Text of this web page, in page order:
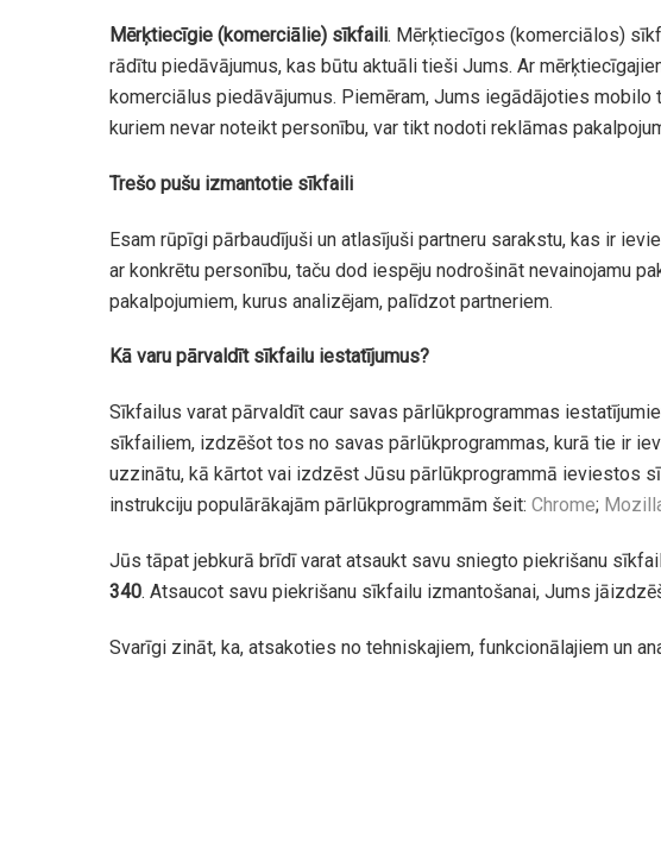
Mērķtiecīgie (komerciālie) sīkfaili. Mērķtiecīgos (komerciālos)
rādītu piedāvājumus, kas būtu aktuāli tieši Jums. Ar
komerciālus piedāvājumus. Piemēram, Jums iegādājoties
kuriem nevar noteikt personību, var tikt nodoti reklāmas
Trešo pušu izmantotie sīkfaili
Esam rūpīgi pārbaudījuši un atlasījuši partneru sarakstu, kas ir
ar konkrētu personību, taču dod iespēju nodrošināt nevainojamu
pakalpojumiem, kurus analizējam, palīdzot partneriem.
Kā varu pārvaldīt sīkfailu iestatījumus?
Sīkfailus varat pārvaldīt caur savas pārlūkprogrammas
sīkfailiem, izdzēšot tos no savas pārlūkprogrammas, kurā tie ir
uzzinātu, kā kārtot vai izdzēst Jūsu pārlūkprogrammā ieviestos
instrukciju populārākajām pārlūkprogrammām šeit: Chrome;
Jūs tāpat jebkurā brīdī varat atsaukt savu sniegto piekrišanu
340. Atsaucot savu piekrišanu sīkfailu izmantošanai, Jums
Svarīgi zināt, ka, atsakoties no tehniskajiem, funkcionālajiem un